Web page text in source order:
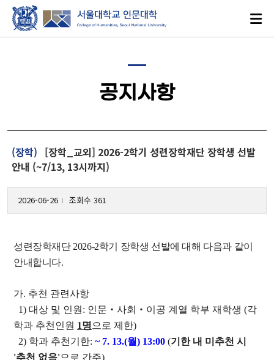
공지사항
(장학) [장학_교외] 2026-2학기 성련장학재단 장학생 선발
안내 (~7/13, 13시까지)
2026-06-26 l 조회수 361
성련장학재단 2026-2학기 장학생 선발에 대해 다음과 같이
안내합니다.
가. 추천 관련사항
1) 대상 및 인원 : 인문 ‧ 사회 ‧ 이공 계열 학부 재학생 (각
학과 추천인원 1명으로 제한)
2) 학과 추천 기한: ~ 7. 13.(월) 13:00 (기한 내 미추천 시
'추천 없음'으로 간주)
로그인 ENGLISH
대학소개
인문대학 발자취
인문대학 역사기록
학장실
학장인사말
학장 연설문